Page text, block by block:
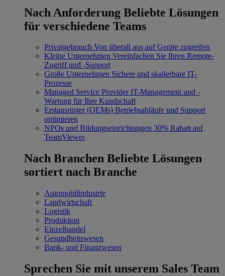
Nach Anforderung Beliebte Lösungen
für verschiedene Teams
Privatgebrauch Von überall aus auf Geräte zugreifen
Kleine Unternehmen Vereinfachen Sie Ihren Remote-
Zugriff und -Support
Große Unternehmen Sichere und skalierbare IT-
Prozesse
Managed Service Provider IT-Management und -
Wartung für Ihre Kundschaft
Erstausrüster (OEMs) Betriebsabläufe und Support
optimieren
NPOs und Bildungseinrichtungen 30% Rabatt auf
TeamViewer
Nach Branchen Beliebte Lösungen
sortiert nach Branche
Automobilindustrie
Landwirtschaft
Logistik
Produktion
Einzelhandel
Gesundheitswesen
Bank- und Finanzwesen
Sprechen Sie mit unserem Sales Team